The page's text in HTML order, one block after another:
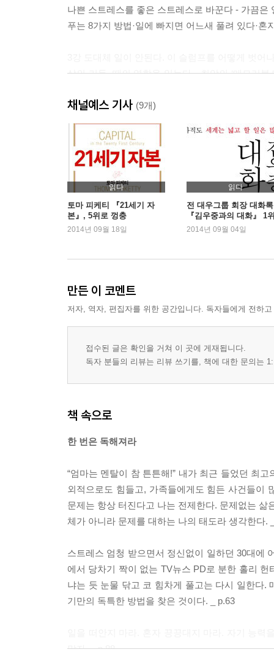
나쁜 스트레스를 좋은 스트레스로 바꾼다 - 가끔은
푸는 8가지 방법·일에 빠지면 어느새 풀려 있다·
삶의 리듬, 때의 역학을 읽는다 - 최악의 ‘메모러
·24시간-1주일-1달-1년-3년-10년의 리듬·전성기-
4강 할 일이 너무 많다. 어떻게 이 일들을 다 하나?
일을 쳐내는 습관의 힘을 붙여라 - ‘청소파’와 ‘
매기는 7가지 기준·일을 제대로 쳐내기 위한 6
습관도 들이자
5강 나는 모자란다. 도대체 나에게 능력이 있는 걸
우리는 죽을 때까지 자란다 - 나보다 우수한 사람
6강 나는 누구인가? 나는 어떤 일을 해야 할까?
나를 읽는 12가지 질문을 스스로 던져보라 - 하루
돈이 필요한 이유를 대보라·파워가 좋은 이유, 싫
좋은가, 하는 게 좋은가?·정리형인가, 복잡계형인
후의 나는 하루를 어떻게 보내고 있을까?·운명처
‘주목의 법칙’을 익혀라 - ‘쓸모’ 있을 때, ‘바
인정받으려면 먼저 남을 인정하라·어떤 경우에
먹기 시작하면, 드디어 큰 것이다·비판하는 법과
8강 나는 하찮다. 과연 나는 필요한 존재일까?
나를 중심으로 세계를 돌린다 - 세상은 나 없이
반세기 파티·나의 달력, 나의 역사·자신만의 테마
내 편을 만들라 - 내 짝을 내 편으로·부모와 자
만들려면?·사람을 믿고 또 사람을 믿지 마라·정
10강 슬프다. 사람이란 왜 이리 허할까?
채널예스 기사 (9개)
읽다
토마 피케티 『21세기 자
본』, 5위로 껑충
2014년 09월 18일
읽다
전 대우그룹 회장 대화록
『김우중과의 대화』 1
2014년 09월 04일
만든 이 코멘트
저자, 역자, 편집자를 위한 공간입니다. 독자들에게 전하
접수된 글은 확인을 거쳐 이 곳에 게재됩니다.
독자 분들의 리뷰는 리뷰 쓰기를, 책에 대한 문의는
책 속으로
한 번은 독해져라
“엄마는 멘탈이 참 튼튼해!” 내가 최근 들었던 최
외적으로도 힘들고, 가족들에게도 힘든 사건들이
문제는 항상 터진다고 나는 전제한다. 문제없는
체가 아니라 문제를 대하는 나의 태도라 생각한다.
스트레스 엄청 받으면서 정신없이 일하던 30대에
에서 당차기 짝이 없는 TV뉴스 PD로 분한 홀리
냐는 듯 눈물 닦고 코 힘차게 풀고는 다시 일한다.
기만의 독특한 방법을 찾은 것이다. _ p.63
말자. _ p.88